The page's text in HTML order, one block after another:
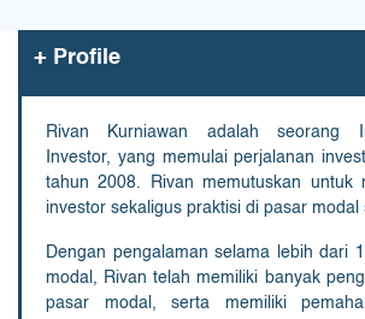
+ Profile
Rivan Kurniawan adalah seorang
Investor, yang memulai perjalanan
tahun 2008. Rivan memutuskan untuk
investor sekaligus praktisi di pasar modal
Dengan pengalaman selama lebih dari
modal, Rivan telah memiliki banyak
pasar modal, serta memiliki